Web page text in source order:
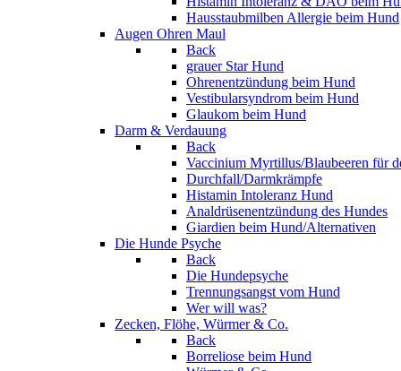
Hausstaubmilben Allergie beim Hund
Augen Ohren Maul
Back
grauer Star Hund
Ohrenentzündung beim Hund
Vestibularsyndrom beim Hund
Glaukom beim Hund
Darm & Verdauung
Back
Vaccinium Myrtillus/Blaubeeren für
Durchfall/Darmkrämpfe
Histamin Intoleranz Hund
Analdrüsenentzündung des Hundes
Giardien beim Hund/Alternativen
Die Hunde Psyche
Back
Die Hundepsyche
Trennungsangst vom Hund
Wer will was?
Zecken, Flöhe, Würmer & Co.
Back
Borreliose beim Hund